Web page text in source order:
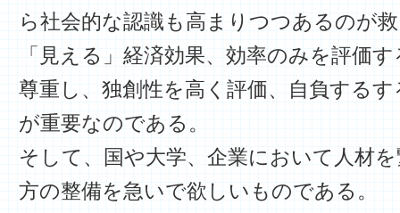
ら社会的な認識も高まりつつあるのが
「見える」経済効果、効率のみを評価
尊重し、独創性を高く評価、自負する
が重要なのである。
そして、国や大学、企業において人材
方の整備を急いで欲しいものである。